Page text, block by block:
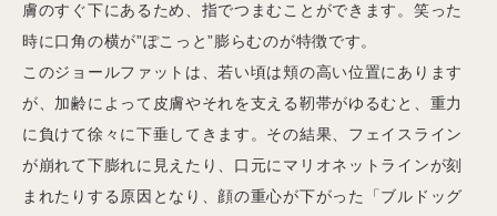
膚のすぐ下にあるため、指でつまむことができます。笑った
時に口角の横が”ぽこっと”膨らむのが特徴です。
このジョールファットは、若い頃は頬の高い位置にあります
が、加齢によって皮膚やそれを支える靭帯がゆるむと、重力
に負けて徐々に下垂してきます。その結果、フェイスライン
が崩れて下膨れに見えたり、口元にマリオネットラインが刻
まれたりする原因となり、顔の重心が下がった「ブルドッグ